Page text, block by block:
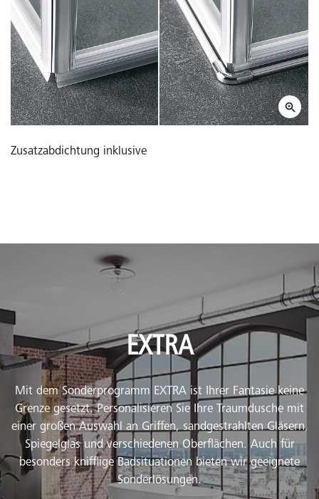
Zusatzabdichtung inklusive
EXTRA
Mit dem Sonderprogramm EXTRA ist Ihrer Fantasie keine
Grenze gesetzt. Personalisieren Sie Ihre Traumdusche mit
einer großen Auswahl an Griffen, sandgestrahlten Gläsern,
Spiegelglas und verschiedenen Oberflächen. Auch für
besonders knifflige Badsituationen bieten wir geeignete
Sonderlösungen.